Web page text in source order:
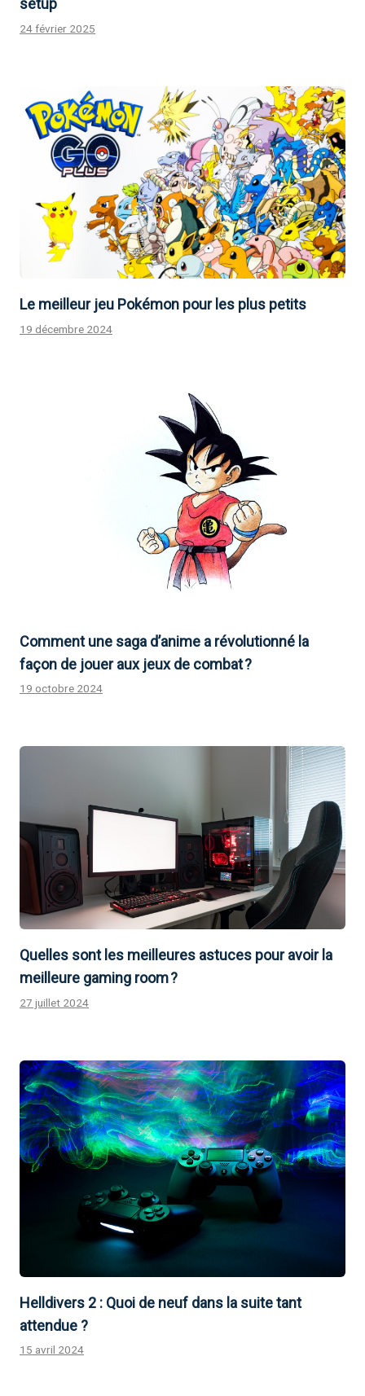
setup
24 février 2025
Le meilleur jeu Pokémon pour les plus petits
19 décembre 2024
Comment une saga d’anime a révolutionné la
façon de jouer aux jeux de combat ?
19 octobre 2024
Quelles sont les meilleures astuces pour avoir la
meilleure gaming room ?
27 juillet 2024
Helldivers 2 : Quoi de neuf dans la suite tant
attendue ?
15 avril 2024